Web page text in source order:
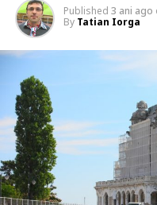
Published 3 ani ago
By Tatian Iorga